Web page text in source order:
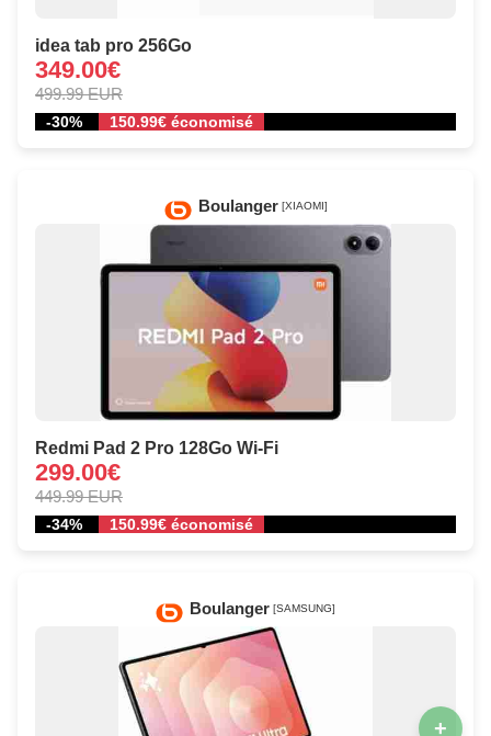
idea tab pro 256Go
349.00€
499.99 EUR
-30% 150.99€ économisé
Boulanger [XIAOMI]
Redmi Pad 2 Pro 128Go Wi‑Fi
299.00€
449.99 EUR
-34% 150.99€ économisé
Boulanger [SAMSUNG]
+